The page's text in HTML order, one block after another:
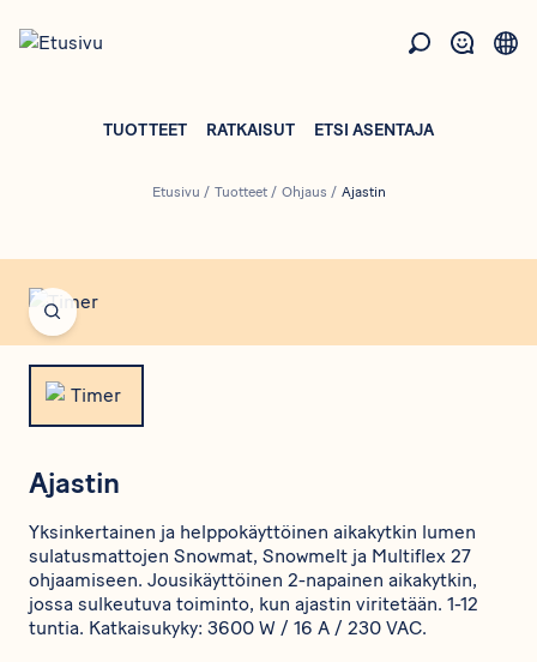
pääsisältöön
TUOTTEET RATKAISUT ETSI ASENTAJA
Etusivu / Tuotteet/ Ohjaus / Ajastin
Open fullscreen
Ajastin
Yksinkertainen ja helppokäyttöinen aikakytkin lumen
sulatusmattojen Snowmat, Snowmelt ja Multiflex 27
ohjaamiseen. Jousikäyttöinen 2-napainen aikakytkin,
jossa sulkeutuva toiminto, kun ajastin viritetään. 1-12
tuntia. Katkaisukyky: 3600 W / 16 A / 230 VAC.